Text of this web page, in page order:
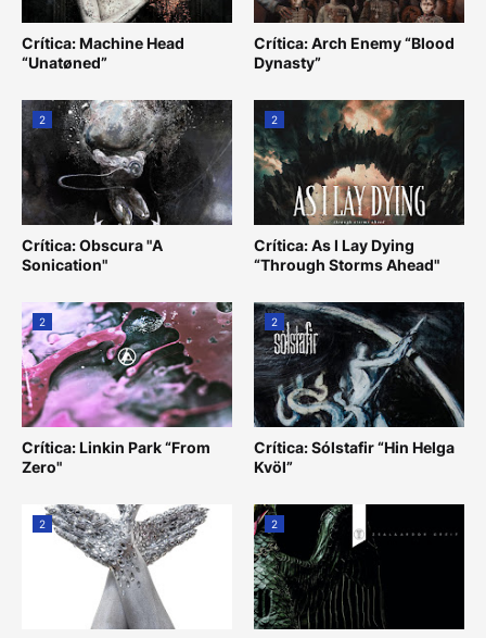
Crítica: Machine Head
“Unatøned”
Crítica: Arch Enemy “Blood
Dynasty”
2
Crítica: Obscura "A
Sonication"
2
Crítica: As I Lay Dying
“Through Storms Ahead"
2
Crítica: Linkin Park “From
Zero"
2
Crítica: Sólstafir “Hin Helga
Kvöl”
2 2